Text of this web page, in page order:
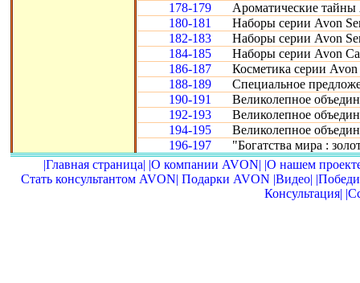
178-179
Ароматические тайны
180-181
Наборы серии Avon
182-183
Наборы серии Avon
184-185
Наборы серии Avon
186-187
Косметика серии Avon
188-189
Специальное
190-191
Великолепное
192-193
Великолепное
194-195
Великолепное
196-197
"Богатства мира :
|Главная страница| |О компании AVON| |О нашем
Стать консультантом AVON| Подарки AVON |Видео|
Консультация|